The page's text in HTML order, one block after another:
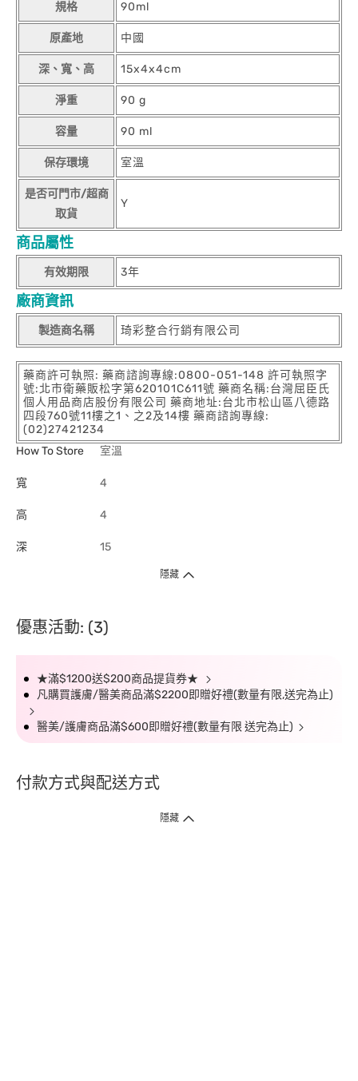
規格 90ml
原產地 中國
深、寬、高 15x4x4cm
淨重 90 g
容量 90 ml
保存環境 室溫
是否可門市/超商
取貨
Y
商品屬性
有效期限 3年
廠商資訊
製造商名稱 琦彩整合行銷有限公司
藥商許可執照: 藥商諮詢專線:0800-051-148 許可執照字
號:北市衛藥販松字第620101C611號 藥商名稱:台灣屈臣氏
個人用品商店股份有限公司 藥商地址:台北市松山區八德路
四段760號11樓之1、之2及14樓 藥商諮詢專線:
(02)27421234
How To Store
室溫
寬 4
高 4
深 15
隱藏
優惠活動: (3)
★滿$1200送$200商品提貨券★
凡購買護膚/醫美商品滿$2200即贈好禮(數量有限,送完為止)
醫美/護膚商品滿$600即贈好禮(數量有限 送完為止)
付款方式與配送方式
隱藏